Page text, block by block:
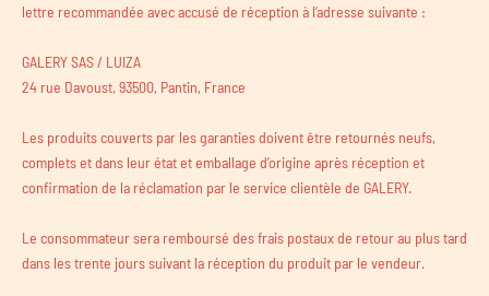
lettre recommandée avec accusé de réception à l’adresse suivante :
GALERY SAS / LUIZA
24 rue Davoust, 93500, Pantin, France
Les produits couverts par les garanties doivent être retournés neufs,
complets et dans leur état et emballage d’origine après réception et
confirmation de la réclamation par le service clientèle de GALERY.
Le consommateur sera remboursé des frais postaux de retour au plus tard
dans les trente jours suivant la réception du produit par le vendeur.